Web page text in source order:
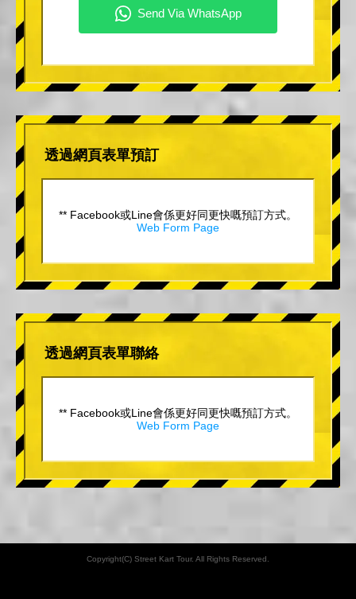
透過網頁表單預訂
** Facebook或Line會係更好同更快嘅預訂方式。
Web Form Page
透過網頁表單聯絡
** Facebook或Line會係更好同更快嘅預訂方式。
Web Form Page
Copyright(C) Street Kart Tour. All Rights Reserved.